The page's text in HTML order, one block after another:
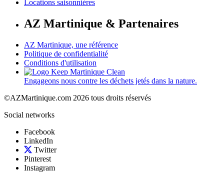
Locations saisonnières
AZ Martinique & Partenaires
AZ Martinique, une référence
Politique de confidentialité
Conditions d'utilisation
Engageons nous contre les déchets jetés dans la nature.
©AZMartinique.com 2026 tous droits réservés
Social networks
Facebook
LinkedIn
Twitter
Pinterest
Instagram